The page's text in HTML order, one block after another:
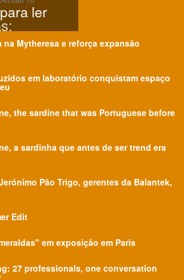
ler
na Mytheresa e reforça expansão
em laboratório conquistam espaço
the sardine that was Portuguese before
a sardinha que antes de ser trend era
Pão Trigo, gerentes da Balantek,
Edit
em exposição em Paris
27 professionals, one conversation